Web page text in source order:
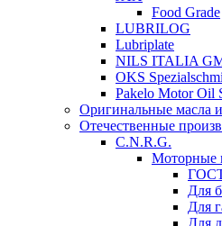
Food Grade
LUBRILOG
Lubriplate
NILS ITALIA
OKS
Pakelo Motor Oil
Оригинальные масла
Отечественные
C.N.R.G.
Моторные
Для
Для
Для